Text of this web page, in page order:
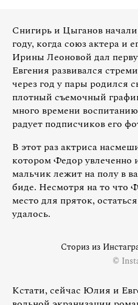
Снигирь и Цыганов
году, когда союз актера и
Ирины Леоновой дал
Евгения развивался
через год у пары родился
плотный съемочный
много времени
радует подписчиков его
В этот раз актриса
котором Федор увлеченно
мальчик лежит на полу в
биде. Несмотря на то что
место для пряток,
удалось.
Сториз из
©
Кстати, сейчас Юлия и